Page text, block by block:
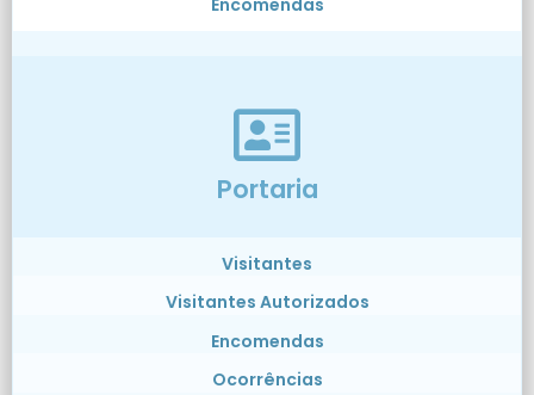
Portaria
Visitantes
Visitantes Autorizados
Encomendas
Ocorrências